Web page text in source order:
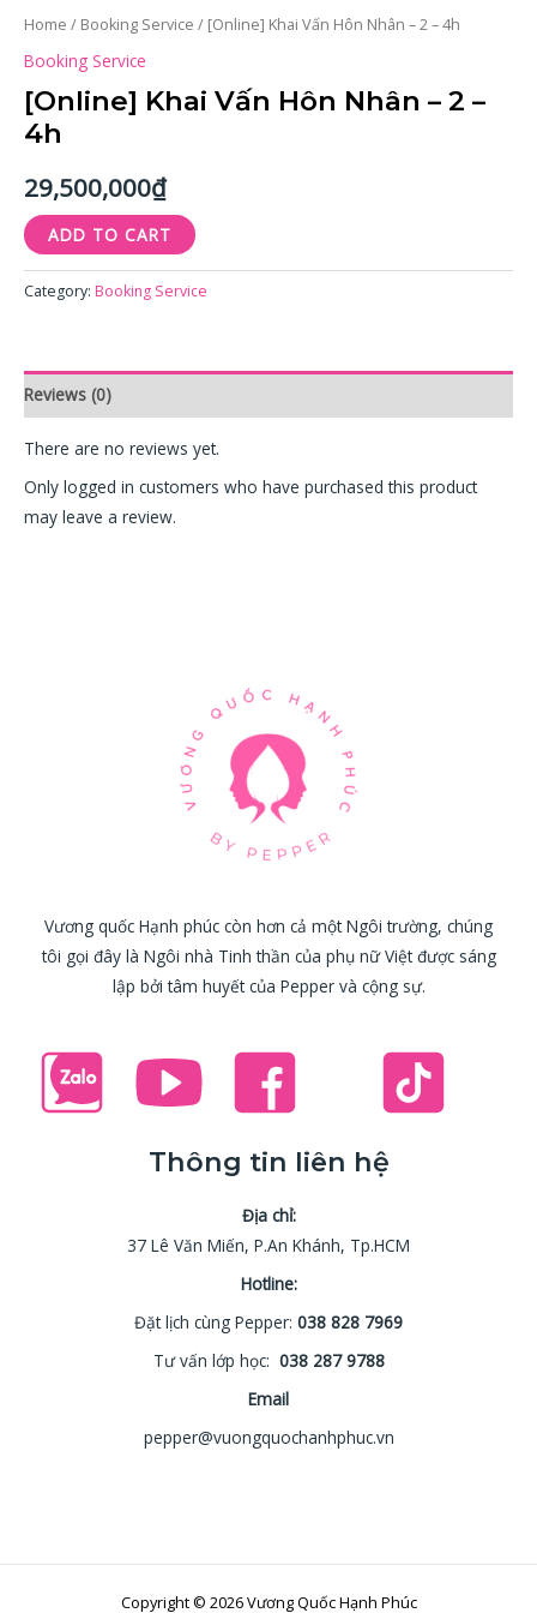
Home / Booking Service / [Online] Khai Vấn Hôn Nhân – 2 – 4h
Booking Service
[Online] Khai Vấn Hôn Nhân – 2 –
4h
29,500,000₫
ADD TO CART
Category: Booking Service
Reviews (0)
There are no reviews yet.
Only logged in customers who have purchased this product
may leave a review.
Vương quốc Hạnh phúc còn hơn cả một Ngôi trường, chúng
tôi gọi đây là Ngôi nhà Tinh thần của phụ nữ Việt được sáng
lập bởi tâm huyết của Pepper và cộng sự.
Thông tin liên hệ
Địa chỉ:
37 Lê Văn Miến, P.An Khánh, Tp.HCM
Hotline:
Đặt lịch cùng Pepper: 038 828 7969
Tư vấn lớp học: 038 287 9788
Email
pepper@vuongquochanhphuc.vn
Copyright © 2026 Vương Quốc Hạnh Phúc